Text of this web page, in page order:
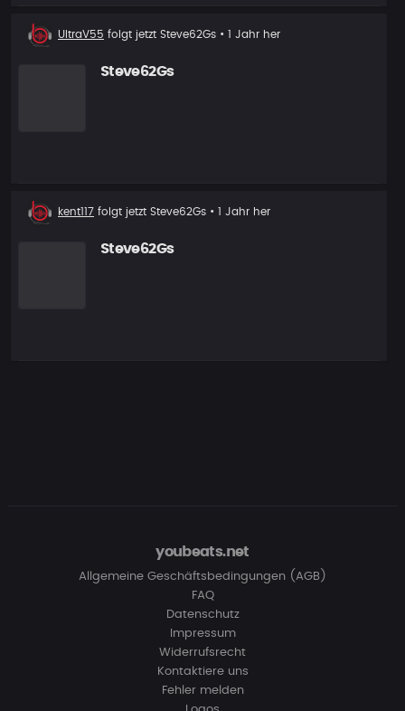
Neuer
UltraV55 folgt jetzt Steve62Gs • 1 Jahr her
Steve62Gs
Neuer
kent117 folgt jetzt Steve62Gs • 1 Jahr her
Steve62Gs
youbeats.net
Allgemeine Geschäftsbedingungen (AGB)
FAQ
Datenschutz
Impressum
Widerrufsrecht
Kontaktiere uns
Fehler melden